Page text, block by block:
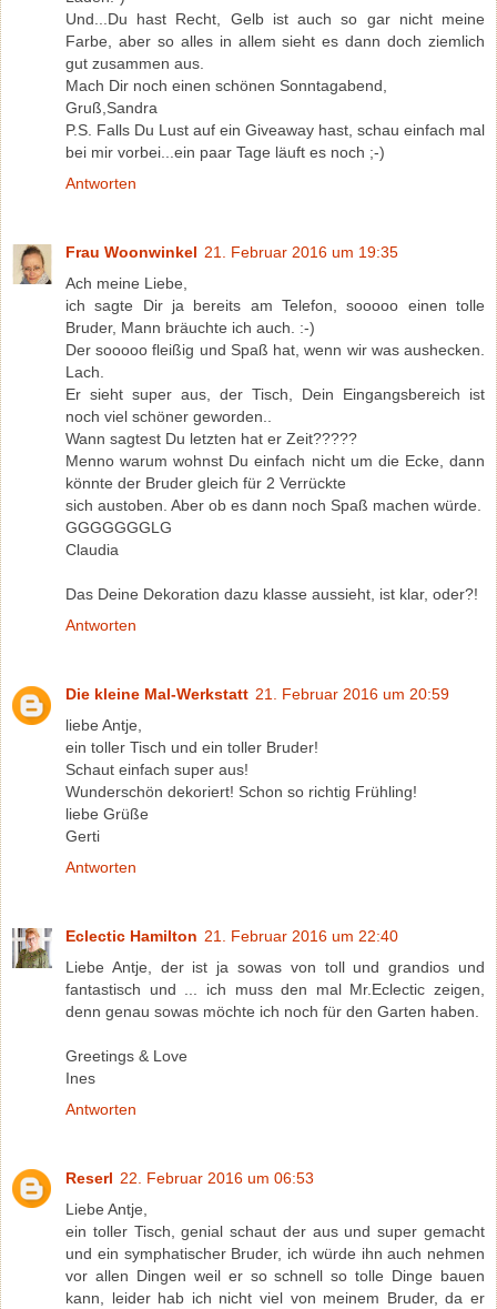
Und...Du hast Recht, Gelb ist auch so gar nicht meine
Farbe, aber so alles in allem sieht es dann doch ziemlich
gut zusammen aus.
Mach Dir noch einen schönen Sonntagabend,
Gruß,Sandra
P.S. Falls Du Lust auf ein Giveaway hast, schau einfach mal
bei mir vorbei...ein paar Tage läuft es noch ;-)
Antworten
Frau Woonwinkel 21. Februar 2016 um 19:35
Ach meine Liebe,
ich sagte Dir ja bereits am Telefon, sooooo einen tolle
Bruder, Mann bräuchte ich auch. :-)
Der sooooo fleißig und Spaß hat, wenn wir was aushecken.
Lach.
Er sieht super aus, der Tisch, Dein Eingangsbereich ist
noch viel schöner geworden..
Wann sagtest Du letzten hat er Zeit?????
Menno warum wohnst Du einfach nicht um die Ecke, dann
könnte der Bruder gleich für 2 Verrückte
sich austoben. Aber ob es dann noch Spaß machen würde.
GGGGGGGLG
Claudia
Das Deine Dekoration dazu klasse aussieht, ist klar, oder?!
Antworten
Die kleine Mal-Werkstatt 21. Februar 2016 um 20:59
liebe Antje,
ein toller Tisch und ein toller Bruder!
Schaut einfach super aus!
Wunderschön dekoriert! Schon so richtig Frühling!
liebe Grüße
Gerti
Antworten
Eclectic Hamilton 21. Februar 2016 um 22:40
Liebe Antje, der ist ja sowas von toll und grandios und
fantastisch und ... ich muss den mal Mr.Eclectic zeigen,
denn genau sowas möchte ich noch für den Garten haben.
Greetings & Love
Ines
Antworten
Reserl 22. Februar 2016 um 06:53
Liebe Antje,
ein toller Tisch, genial schaut der aus und super gemacht
und ein symphatischer Bruder, ich würde ihn auch nehmen
vor allen Dingen weil er so schnell so tolle Dinge bauen
kann, leider hab ich nicht viel von meinem Bruder, da er